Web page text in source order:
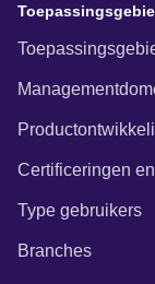
Certificeringen
Type gebruikers
Branches